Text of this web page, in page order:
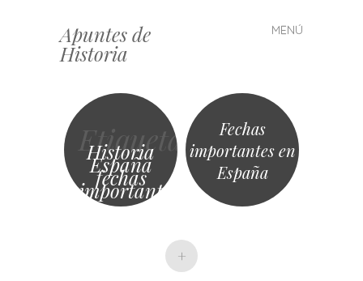
Apuntes de
Historia
MENÚ
Saltar
al
Etiqueta
Historia
España
fechas
importantes
Fechas
importantes en
España
+